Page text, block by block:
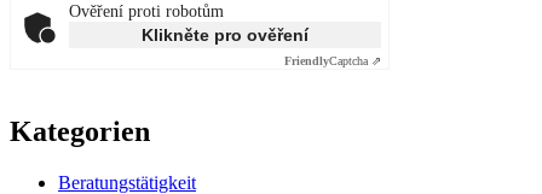
Ověření proti robotům
Klikněte pro ověření
FriendlyCaptcha ⇗
Kategorien
Beratungstätigkeit